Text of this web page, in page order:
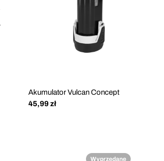
Akumulator Vulcan Concept
Cena
45,99 zł
Wyprzedane